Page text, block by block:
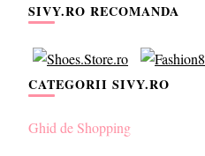
SIVY.RO RECOMANDA
CATEGORII SIVY.RO
Ghid de Shopping